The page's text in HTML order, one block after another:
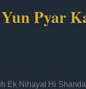
Pyar
Ek Nihayat Hi